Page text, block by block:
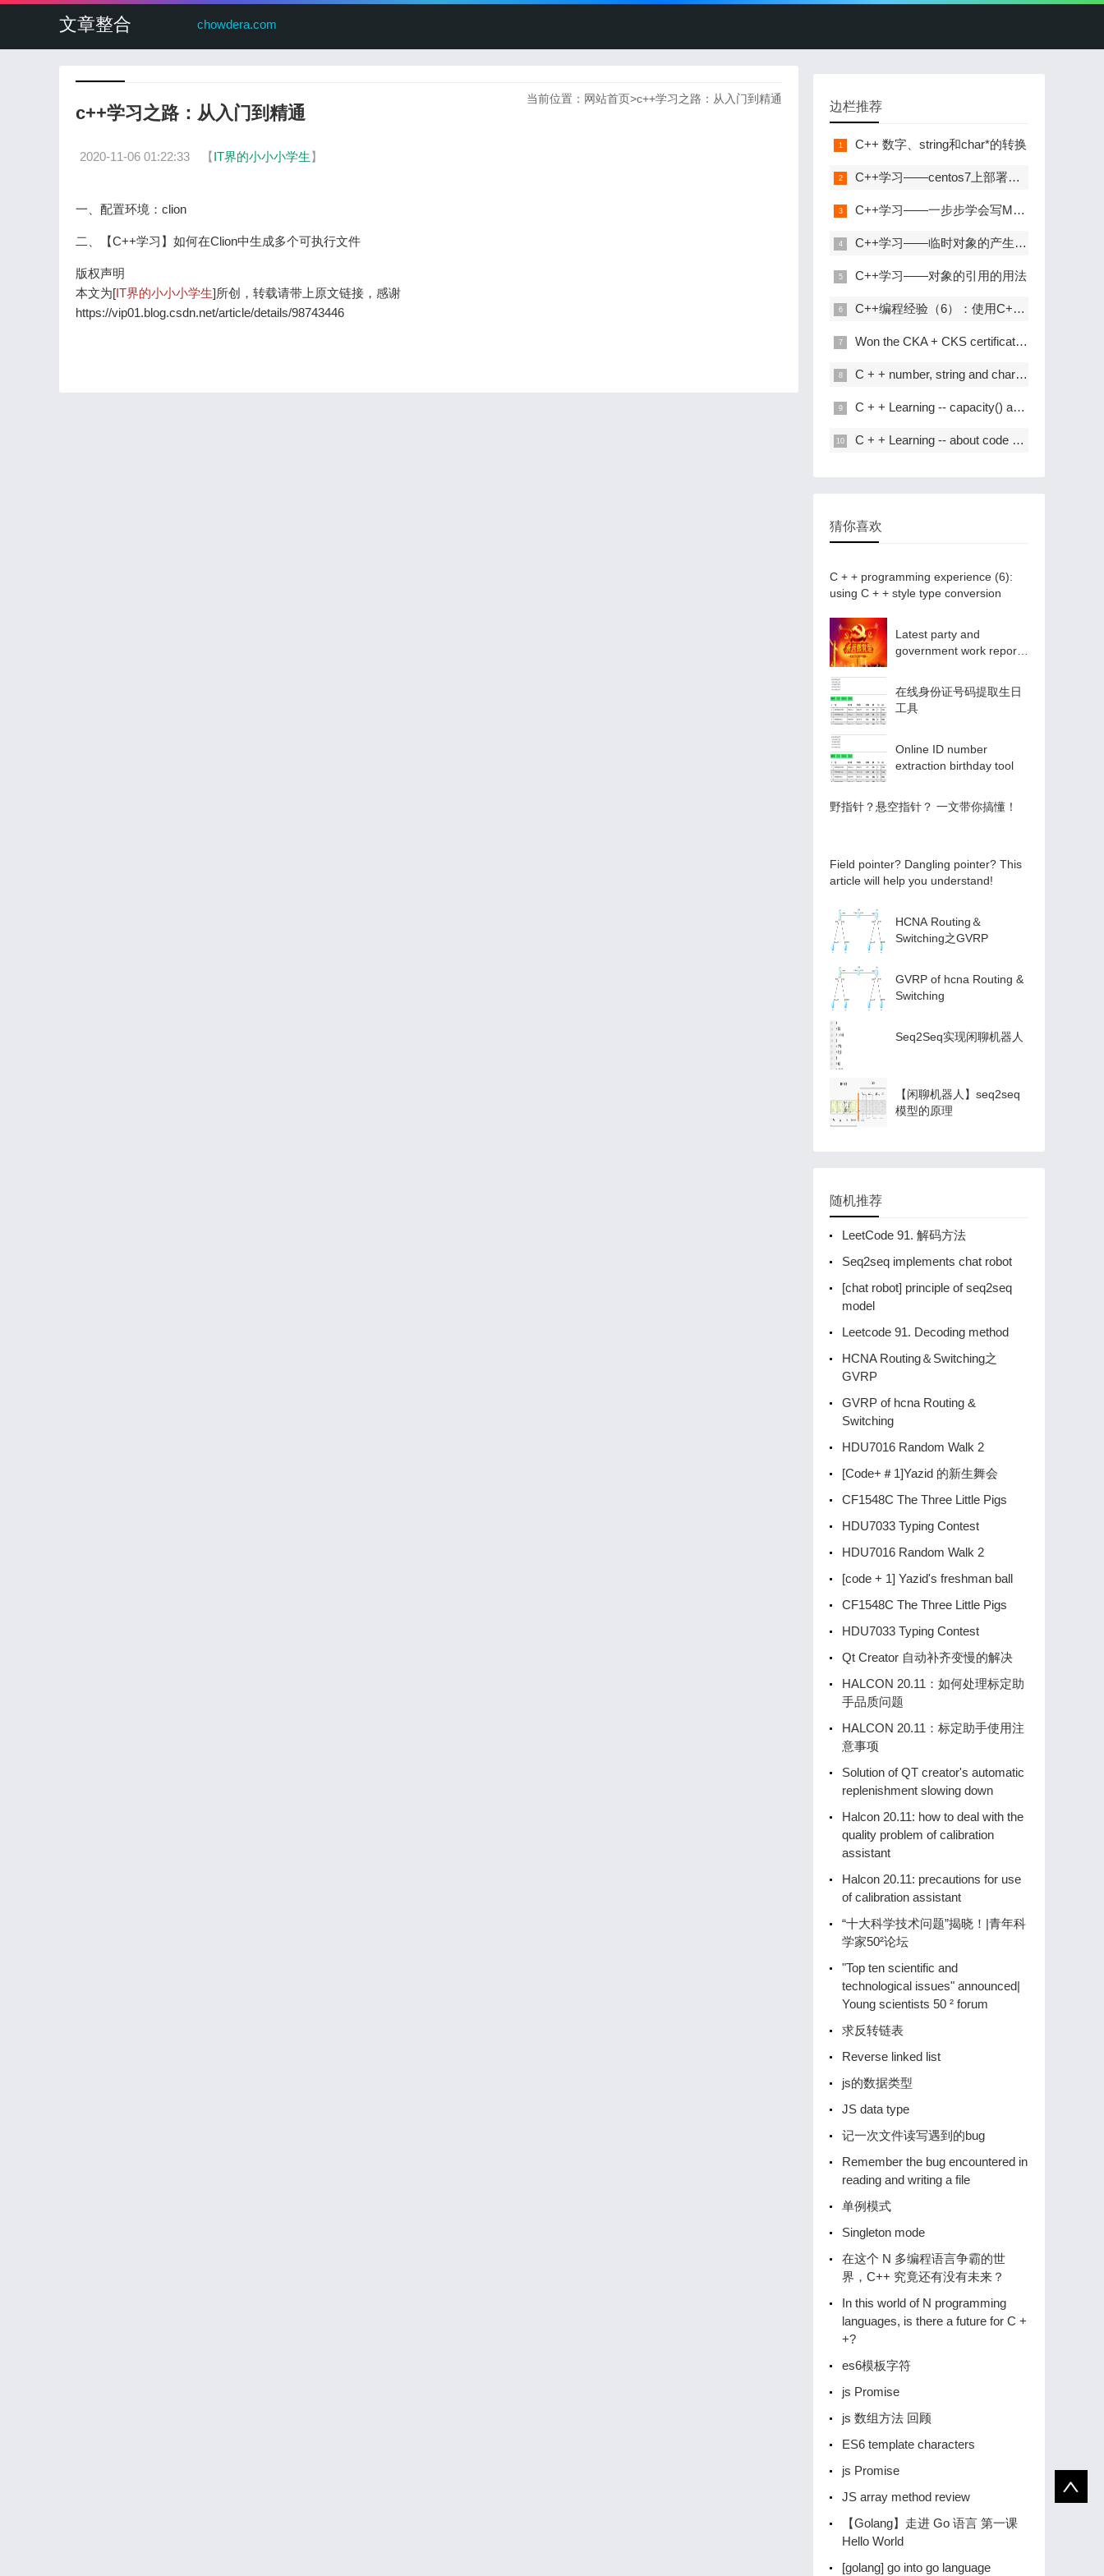
文章整合 chowdera.com
当前位置： 网站首页>c++学习之路：从入门到精通
c++学习之路：从入门到精通
2020-11-06 01:22:33 【IT界的小小小学生】
一、配置环境：clion
二、【C++学习】如何在Clion中生成多个可执行文件
版权声明
本文为[IT界的小小小学生]所创，转载请带上原文链接，感谢
https://vip01.blog.csdn.net/article/details/98743446
边栏推荐
C++ 数字、string和char*的转换
C++学习——centos7上部署C++开发环境
C++学习——一步步学会写Makefile
C++学习——临时对象的产生与优化
C++学习——对象的引用的用法
C++编程经验（6）：使用C++风格的类型转换
Won the CKA + CKS certificate with the highest gold content in kubernetes in 31 days!
C + + number, string and char * conversion
C + + Learning -- capacity() and resize() in C + +
C + + Learning -- about code performance optimization
猜你喜欢
C + + programming experience (6):
using C + + style type conversion
Latest party and
government work report
在线身份证号码提取生日
工具
Online ID number
extraction birthday tool
️野指针？悬空指针？️ 一文带你搞懂！
Field pointer? Dangling pointer? This
article will help you understand!
HCNA Routing＆
Switching之GVRP
GVRP of hcna Routing &
Switching
Seq2Seq实现闲聊机器人
【闲聊机器人】seq2seq
模型的原理
随机推荐
LeetCode 91. 解码方法
Seq2seq implements chat robot
[chat robot] principle of seq2seq
model
Leetcode 91. Decoding method
HCNA Routing＆Switching之
GVRP
GVRP of hcna Routing &
Switching
HDU7016 Random Walk 2
[Code+＃1]Yazid 的新生舞会
CF1548C The Three Little Pigs
HDU7033 Typing Contest
HDU7016 Random Walk 2
[code + 1] Yazid's freshman ball
CF1548C The Three Little Pigs
HDU7033 Typing Contest
Qt Creator 自动补齐变慢的解决
HALCON 20.11：如何处理标定助
手品质问题
HALCON 20.11：标定助手使用注
意事项
Solution of QT creator's automatic
replenishment slowing down
Halcon 20.11: how to deal with the
quality problem of calibration
assistant
Halcon 20.11: precautions for use
of calibration assistant
“十大科学技术问题”揭晓！|青年科
学家50²论坛
"Top ten scientific and
technological issues" announced|
Young scientists 50 ² forum
求反转链表
Reverse linked list
js的数据类型
JS data type
记一次文件读写遇到的bug
Remember the bug encountered in
reading and writing a file
单例模式
Singleton mode
在这个 N 多编程语言争霸的世
界，C++ 究竟还有没有未来？
In this world of N programming
languages, is there a future for C +
+?
es6模板字符
js Promise
js 数组方法 回顾
ES6 template characters
js Promise
JS array method review
【Golang】️走进 Go 语言️ 第一课
Hello World
[golang] go into go language